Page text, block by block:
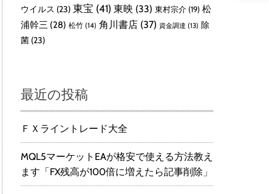
ウイルス (23) 東宝 (41) 東映 (33) 東村宗介 (19) 松
浦幹三 (28) 松竹 (14) 角川書店 (37) 資金調達 (13) 除
菌 (23)
最近の投稿
ＦＸライントレード大全
MQL5マーケットEAが格安で使える方法教え
ます「FX残高が100倍に増えたら記事削除」